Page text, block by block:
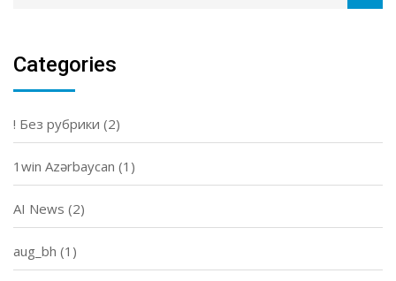
Categories
! Без рубрики (2)
1win Azərbaycan (1)
AI News (2)
aug_bh (1)